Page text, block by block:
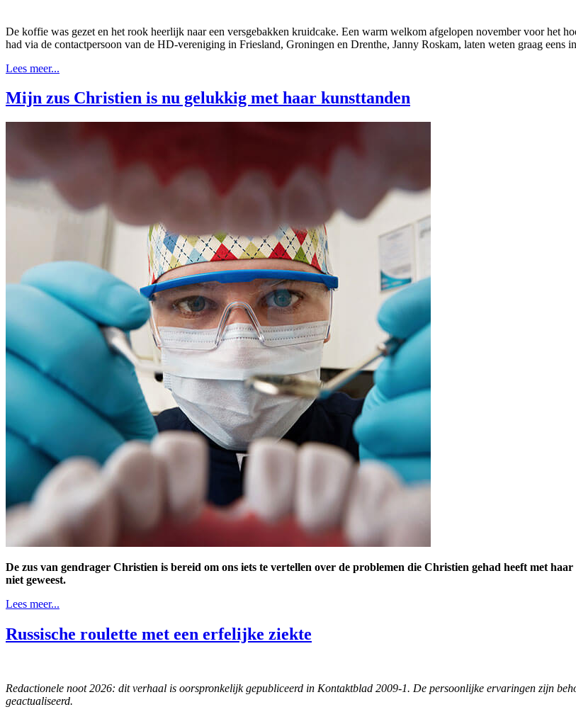
De koffie was gezet en het rook heerlijk naar een versgebakken kruidcake. Een warm welkom afgelopen november voor
had via de contactpersoon van de HD-vereniging in Friesland, Groningen en Drenthe, Janny Roskam, laten weten graag eens
Lees meer...
Mijn zus Christien is nu gelukkig met haar kunsttanden
De zus van gendrager Christien is bereid om ons iets te vertellen over de problemen die Christien gehad heeft met
niet geweest.
Lees meer...
Russische roulette met een erfelijke ziekte
Redactionele noot 2026: dit verhaal is oorspronkelijk gepubliceerd in Kontaktblad 2009-1. De persoonlijke ervaringen zijn
geactualiseerd.